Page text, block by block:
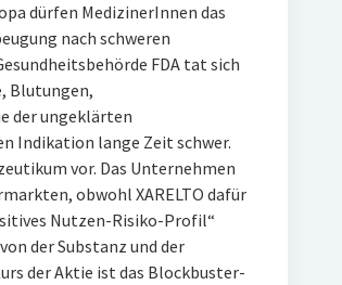
dürfen MedizinerInnen das
nach schweren
FDA tat sich
Blutungen,
der ungeklärten
Indikation lange Zeit schwer.
vor. Das Unternehmen
obwohl XARELTO dafür
Nutzen-Risiko-Profil“
der Substanz und der
der Aktie ist das Blockbuster-